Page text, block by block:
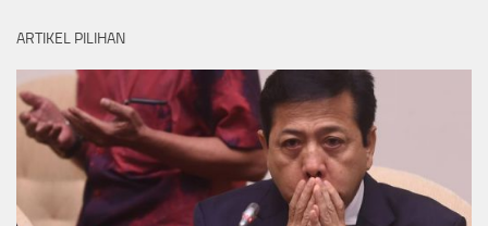
ARTIKEL PILIHAN